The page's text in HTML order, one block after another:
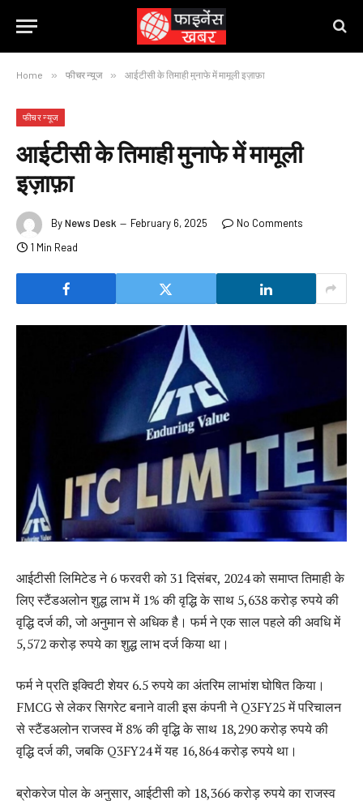
Home » फीचर न्यूज » आईटीसी के तिमाही मुनाफे में मामूली इज़ाफ़ा
फीचर न्यूज
आईटीसी के तिमाही मुनाफे में मामूली
इज़ाफ़ा
ByNews Desk February 6, 2025
No Comments
1 Min Read
आईटीसी लिमिटेड ने 6 फरवरी को 31 दिसंबर, 2024 को समाप्त तिमाही के
लिए स्टैंडअलोन शुद्ध लाभ में 1% की वृद्धि के साथ 5,638 करोड़ रुपये की
वृद्धि दर्ज की, जो अनुमान से अधिक है। फर्म ने एक साल पहले की अवधि में
5,572 करोड़ रुपये का शुद्ध लाभ दर्ज किया था।
फर्म ने प्रति इक्विटी शेयर 6.5 रुपये का अंतरिम लाभांश घोषित किया।
FMCG से लेकर सिगरेट बनाने वाली इस कंपनी ने Q3FY25 में परिचालन
से स्टैंडअलोन राजस्व में 8% की वृद्धि के साथ 18,290 करोड़ रुपये की
वृद्धि दर्ज की, जबकि Q3FY24 में यह 16,864 करोड़ रुपये था।
ब्रोकरेज पोल के अनुसार, आईटीसी को 18,366 करोड़ रुपये का राजस्व